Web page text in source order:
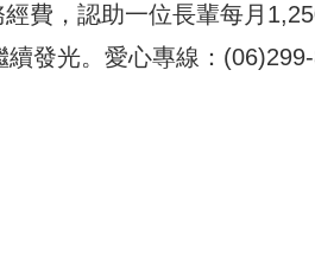
費，認助一位長輩每月
發光。愛心專線：(06)299-